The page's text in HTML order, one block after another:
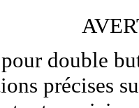
double
précises